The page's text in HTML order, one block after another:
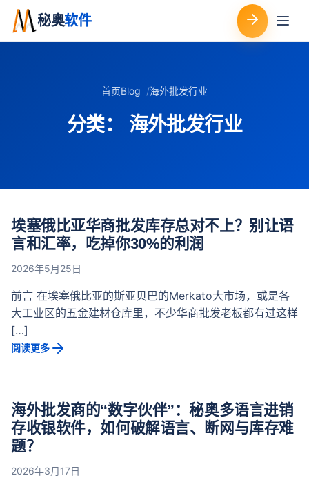
秘奥软件
首页Blog 海外批发行业
分类： 海外批发行业
埃塞俄比亚华商批发库存总对不上？别让语
言和汇率，吃掉你30%的利润
2026年5月25日
前言 在埃塞俄比亚的斯亚贝巴的Merkato大市场，或是各
大工业区的五金建材仓库里，不少华商批发老板都有过这样
[…]
阅读更多
海外批发商的“数字伙伴”：秘奥多语言进销
存收银软件，如何破解语言、断网与库存难
题？
2026年3月17日